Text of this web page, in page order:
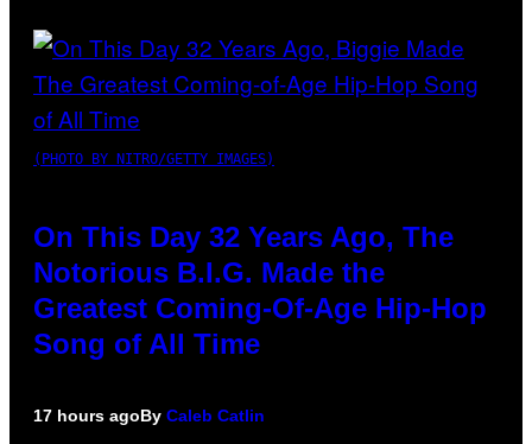
(PHOTO BY NITRO/GETTY IMAGES)
On This Day 32 Years Ago, The
Notorious B.I.G. Made the
Greatest Coming-Of-Age Hip-Hop
Song of All Time
17 hours agoBy Caleb Catlin